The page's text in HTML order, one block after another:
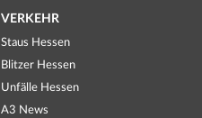
VERKEHR
Staus Hessen
Blitzer Hessen
Unfälle Hessen
A3 News